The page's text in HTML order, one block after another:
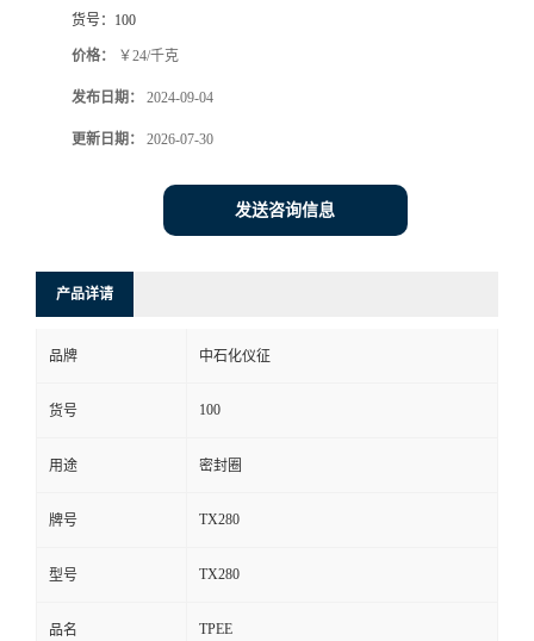
货号： 100
价格： ￥24/千克
发布日期： 2024-09-04
更新日期： 2026-07-30
发送咨询信息
产品详请
品牌 中石化仪征
货号 100
用途 密封圈
牌号 TX280
型号 TX280
品名 TPEE